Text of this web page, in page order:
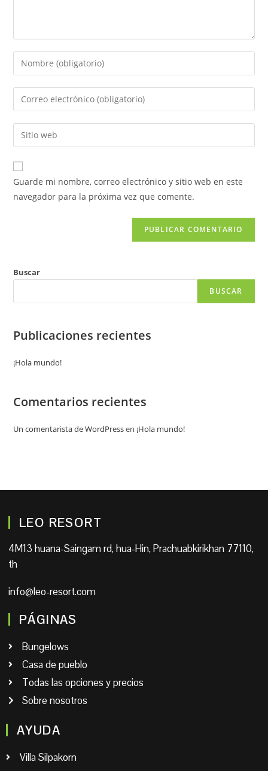
Guarde mi nombre, correo electrónico y sitio web en este
navegador para la próxima vez que comente.
Buscar
BUSCAR
Publicaciones recientes
¡Hola mundo!
Comentarios recientes
Un comentarista de WordPressen ¡Hola mundo!
LEO RESORT
4M13 huana-Saingam rd, hua-Hin, Prachuabkirikhan 77110,
th
info@leo-resort.com
PÁGINAS
Bungelows
Casa de pueblo
Todas las opciones y precios
Sobre nosotros
AYUDA
Villa Silpakorn